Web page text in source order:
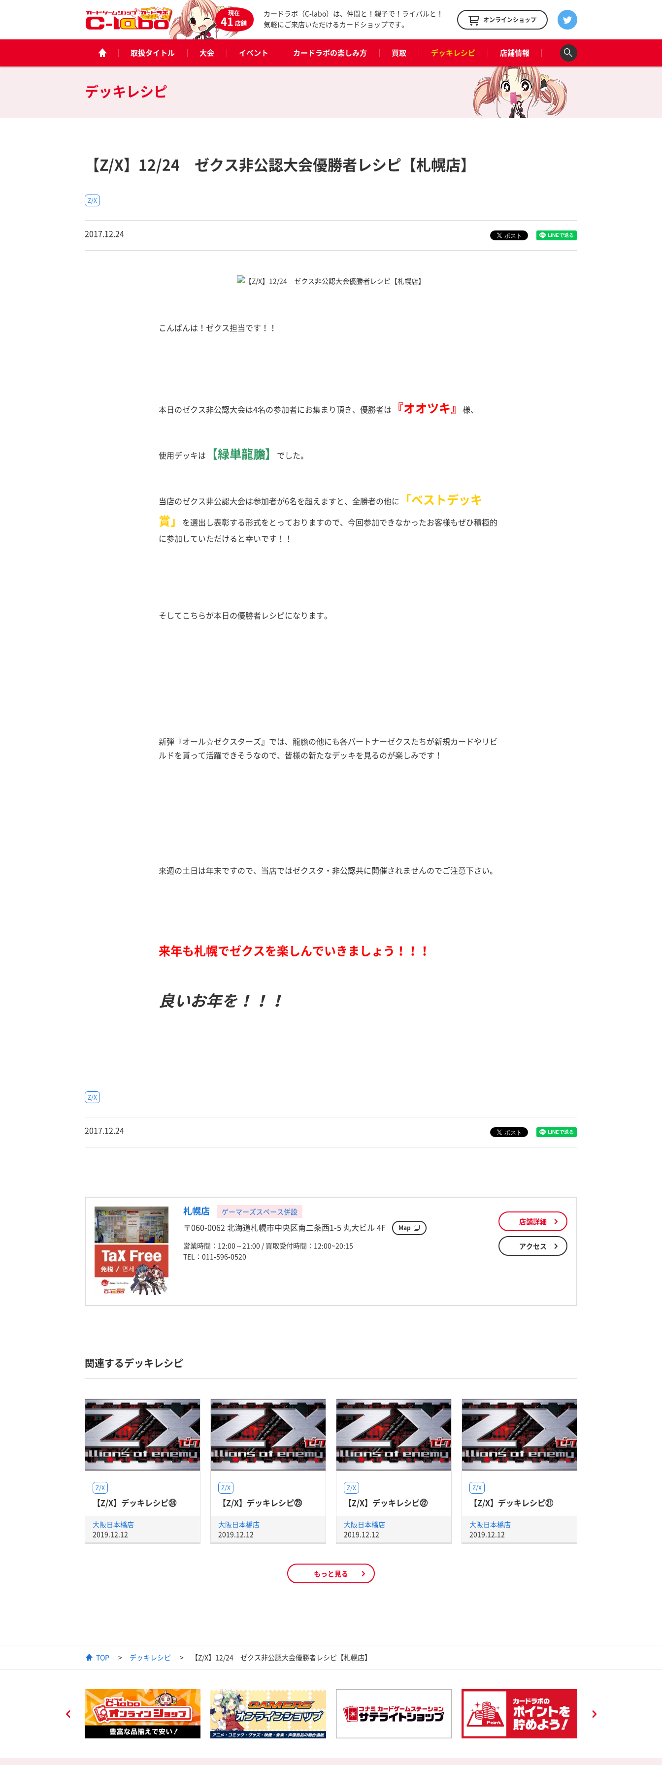
現在
41店舗
カードラボ（C-labo）は、仲間と！親子で！ライバルと！
気軽にご来店いただけるカードショップです。
オンラインショップ
取扱タイトル 大会 イベント カードラボの楽しみ方 買取 デッキレシピ 店舗情報
デッキレシピ
【Z/X】12/24 ゼクス非公認大会優勝者レシピ【札幌店】
Z/X
2017.12.24
こんばんは！ゼクス担当です！！
本日のゼクス非公認大会は4名の参加者にお集まり頂き、優勝者は 『オオツキ』 様、
使用デッキは 【緑単龍膽】 でした。
当店のゼクス非公認大会は参加者が6名を超えますと、全勝者の他に
「ベストデッキ
賞」
を選出し表彰する形式をとっておりますので、今回参加できなかったお客様もぜひ積極的
に参加していただけると幸いです！！
そしてこちらが本日の優勝者レシピになります。
新弾『オール☆ゼクスターズ』では、龍膽の他にも各パートナーゼクスたちが新規カードやリビ
ルドを貰って活躍できそうなので、皆様の新たなデッキを見るのが楽しみです！
来週の土日は年末ですので、当店ではゼクスタ・非公認共に開催されませんのでご注意下さい。
来年も札幌でゼクスを楽しんでいきましょう！！！
良いお年を！！！
Z/X
2017.12.24
札幌店 ゲーマーズスペース併設
〒060-0062 北海道札幌市中央区南二条西1-5 丸大ビル 4F Map
営業時間：12:00～21:00 / 買取受付時間：12:00~20:15
TEL：011-596-0520
店舗詳細
アクセス
関連するデッキレシピ
Z/X
【Z/X】デッキレシピ㉔
大阪日本橋店
2019.12.12
Z/X
【Z/X】デッキレシピ㉓
大阪日本橋店
2019.12.12
Z/X
【Z/X】デッキレシピ㉒
大阪日本橋店
2019.12.12
Z/X
【Z/X】デッキレシピ㉑
大阪日本橋店
2019.12.12
もっと見る
TOP デッキレシピ 【Z/X】12/24 ゼクス非公認大会優勝者レシピ【札幌店】